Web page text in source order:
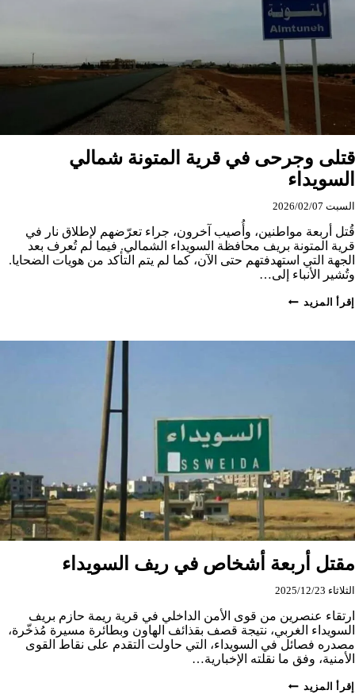
قتلى وجرحى في قرية المتونة شمالي
السويداء
السبت 2026/02/07
قُتل أربعة مواطنين، وأُصيب آخرون، جراء تعرّضهم لإطلاق نار في
قرية المتونة بريف محافظة السويداء الشمالي. فيما لم تُعرف بعد
الجهة التي استهدفتهم حتى الآن، كما لم يتم التأكد من هويات الضحايا.
وتُشير الأنباء إلى…
إقرأ المزيد قتلى
المتونة
مقتل أربعة أشخاص في ريف السويداء
الثلاثاء 2025/12/23
ارتقاء عنصرين من قوى الأمن الداخلي في قرية ريمة حازم بريف
السويداء الغربي، نتيجة قصف بقذائف الهاون وبطائرة مسيرة مُذخّرة،
مصدره فصائل في السويداء، التي حاولت التقدم على نقاط القوى
الأمنية، وفق ما نقلته الإخبارية…
إقرأ المزيد مقتل